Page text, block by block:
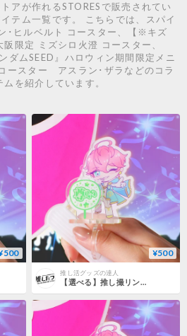
アが作れるSTORESで販売されてい
テム一覧です。 こちらでは、スパイ
･ヒルベルト コースター、【※キズ
限定 ミズシロ火澄 コースター、
ダムSEED』ハロウィン期間限定メニ
ースター アスラン･ザラなどのコラ
を紹介しています。
¥500
推し活グッズの達人
【選べる】推し撮リング 応援うちわ 尊い 全9色